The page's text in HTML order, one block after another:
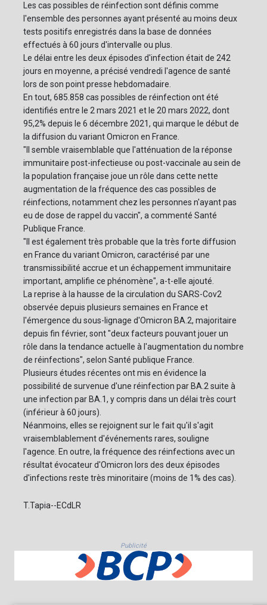
Les cas possibles de réinfection sont définis comme
l'ensemble des personnes ayant présenté au moins deux
tests positifs enregistrés dans la base de données
effectués à 60 jours d'intervalle ou plus.
Le délai entre les deux épisodes d'infection était de 242
jours en moyenne, a précisé vendredi l'agence de santé
lors de son point presse hebdomadaire.
En tout, 685.858 cas possibles de réinfection ont été
identifiés entre le 2 mars 2021 et le 20 mars 2022, dont
95,2% depuis le 6 décembre 2021, qui marque le début de
la diffusion du variant Omicron en France.
"Il semble vraisemblable que l'atténuation de la réponse
immunitaire post-infectieuse ou post-vaccinale au sein de
la population française joue un rôle dans cette nette
augmentation de la fréquence des cas possibles de
réinfections, notamment chez les personnes n'ayant pas
eu de dose de rappel du vaccin", a commenté Santé
Publique France.
"Il est également très probable que la très forte diffusion
en France du variant Omicron, caractérisé par une
transmissibilité accrue et un échappement immunitaire
important, amplifie ce phénomène", a-t-elle ajouté.
La reprise à la hausse de la circulation du SARS-Cov2
observée depuis plusieurs semaines en France et
l'émergence du sous-lignage d'Omicron BA.2, majoritaire
depuis fin février, sont "deux facteurs pouvant jouer un
rôle dans la tendance actuelle à l'augmentation du nombre
de réinfections", selon Santé publique France.
Plusieurs études récentes ont mis en évidence la
possibilité de survenue d'une réinfection par BA.2 suite à
une infection par BA.1, y compris dans un délai très court
(inférieur à 60 jours).
Néanmoins, elles se rejoignent sur le fait qu'il s'agit
vraisemblablement d'événements rares, souligne
l'agence. En outre, la fréquence des réinfections avec un
résultat évocateur d'Omicron lors des deux épisodes
d'infections reste très minoritaire (moins de 1% des cas).
T.Tapia--ECdLR
Publicité